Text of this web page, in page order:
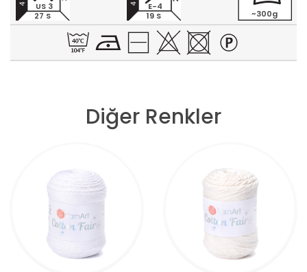
27 S
US 3
19 S
E-4
~300g
Diğer Renkler